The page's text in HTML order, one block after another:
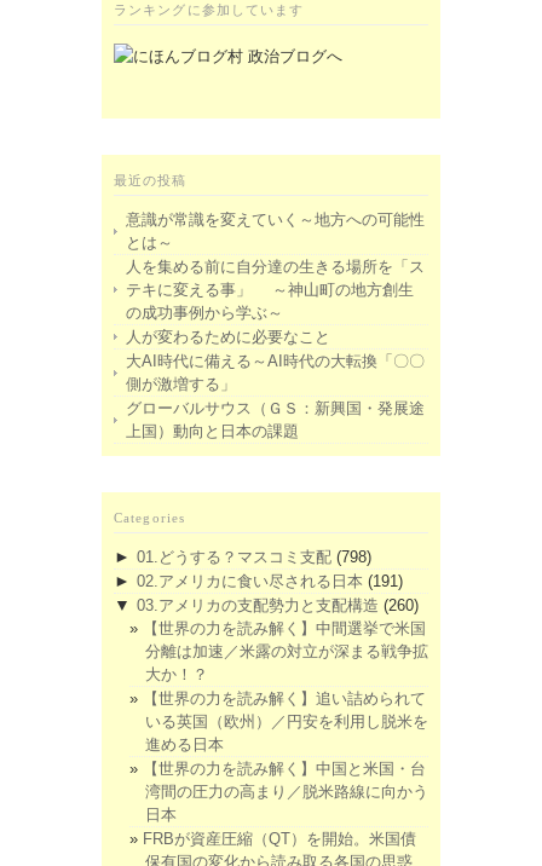
ランキングに参加しています
最近の投稿
意識が常識を変えていく～地方への可能性
とは～
人を集める前に自分達の生きる場所を「ス
テキに変える事」 ～神山町の地方創生
の成功事例から学ぶ～
人が変わるために必要なこと
大AI時代に備える～AI時代の大転換「〇〇
側が激増する」
グローバルサウス（ＧＳ：新興国・発展途
上国）動向と日本の課題
Categories
► 01.どうする？マスコミ支配 (798)
► 02.アメリカに食い尽される日本 (191)
▼ 03.アメリカの支配勢力と支配構造 (260)
【世界の力を読み解く】中間選挙で米国
分離は加速／米露の対立が深まる戦争拡
大か！？
【世界の力を読み解く】追い詰められて
いる英国（欧州）／円安を利用し脱米を
進める日本
【世界の力を読み解く】中国と米国・台
湾間の圧力の高まり／脱米路線に向かう
日本
FRBが資産圧縮（QT）を開始。米国債
保有国の変化から読み取る各国の思惑